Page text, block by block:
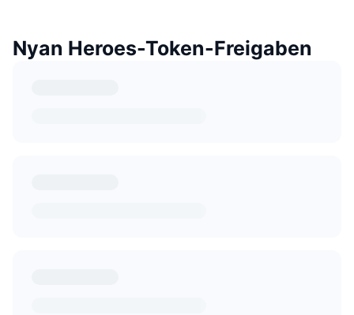
Nyan Heroes-Token-Freigaben